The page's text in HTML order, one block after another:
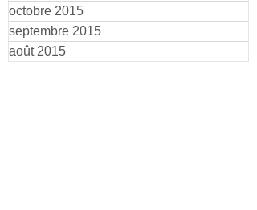
octobre 2015
septembre 2015
août 2015